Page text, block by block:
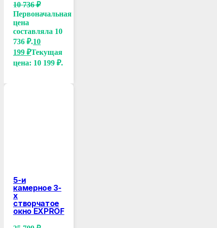
10 736₽
Первоначальная
цена
составляла 10
736 ₽.10
199₽Текущая
цена: 10 199 ₽.
5-и
камерное 3-
х
створчатое
окно EXPROF